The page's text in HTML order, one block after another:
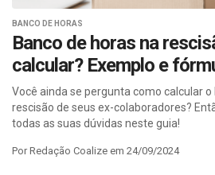
BANCO DE HORAS
Banco de horas na
calcular? Exemplo e
Você ainda se pergunta como calcular o
rescisão de seus ex-colaboradores?
todas as suas dúvidas neste guia!
Por Redação Coalize em 24/09/2024